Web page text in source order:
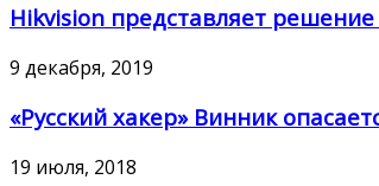
Hikvision представляет
9 декабря, 2019
«Русский хакер» Винник
19 июля, 2018